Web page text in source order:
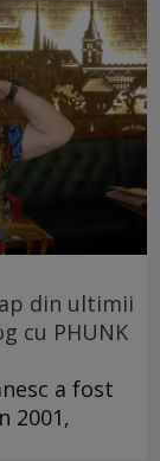
din ultimii
cu PHUNK
a fost
2001,